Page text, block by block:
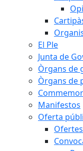
El Ple
Junta de
Òrgans de
Òrgans de
Manifestos
Oferta